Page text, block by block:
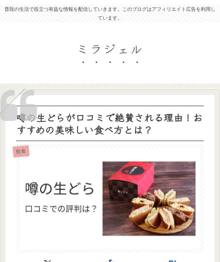
普段の生活で役立つ有益な情報を配信していきます。このブログはアフィリエイト広告を利用し
ています。
ミラジェル
噂の生どらが口コミで絶賛される理由！お
すすめの美味しい食べ方とは？
飲食